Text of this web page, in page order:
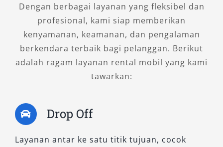
3. Fortuner 2.7 SRZ 4×2 A/T
Ditenagai mesin bensin 2.694 cc, SRZ
memberikan pengalaman berkendara yang
halus dan responsif. Desain eksterior sporty,
menjadikannya pilihan tepat untuk perjalanan
santai ke luar kota atau kegiatan wisata
Dengan berbagai layanan yang fleksibel dan
profesional, kami siap memberikan
kenyamanan, keamanan, dan pengalaman
berkendara terbaik bagi pelanggan. Berikut
adalah ragam layanan rental mobil yang kami
tawarkan:
Drop Off
Layanan antar ke satu titik tujuan, cocok